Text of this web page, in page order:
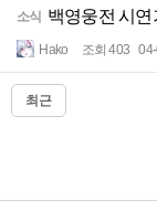
소식 백영웅전 시연
Hako 조회 403
최근